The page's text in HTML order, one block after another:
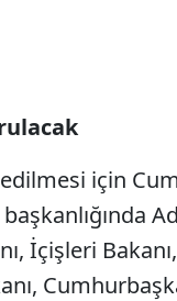
için
başkanlığında
İçişleri